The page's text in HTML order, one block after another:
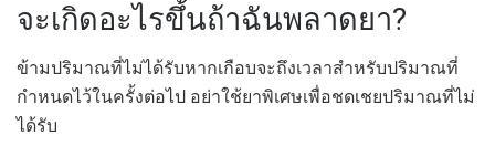
จะเกิดอะไรขึ้นถ้าฉันพลาดยา?
ข้ามปริมาณที่ไม่ได้รับหากเกือบจะถึงเวลาสำหรับปริมาณที่
กำหนดไว้ในครั้งต่อไป อย่าใช้ยาพิเศษเพื่อชดเชยปริมาณที่ไม่
ได้รับ